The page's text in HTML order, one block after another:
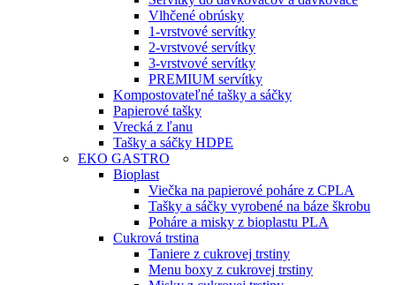
Vlhčené obrúsky
1-vrstvové servítky
2-vrstvové servítky
3-vrstvové servítky
PREMIUM servítky
Kompostovateľné tašky a sáčky
Papierové tašky
Vrecká z ľanu
Tašky a sáčky HDPE
EKO GASTRO
Bioplast
Viečka na papierové poháre z CPLA
Tašky a sáčky vyrobené na báze škrobu
Poháre a misky z bioplastu PLA
Cukrová trstina
Taniere z cukrovej trstiny
Menu boxy z cukrovej trstiny